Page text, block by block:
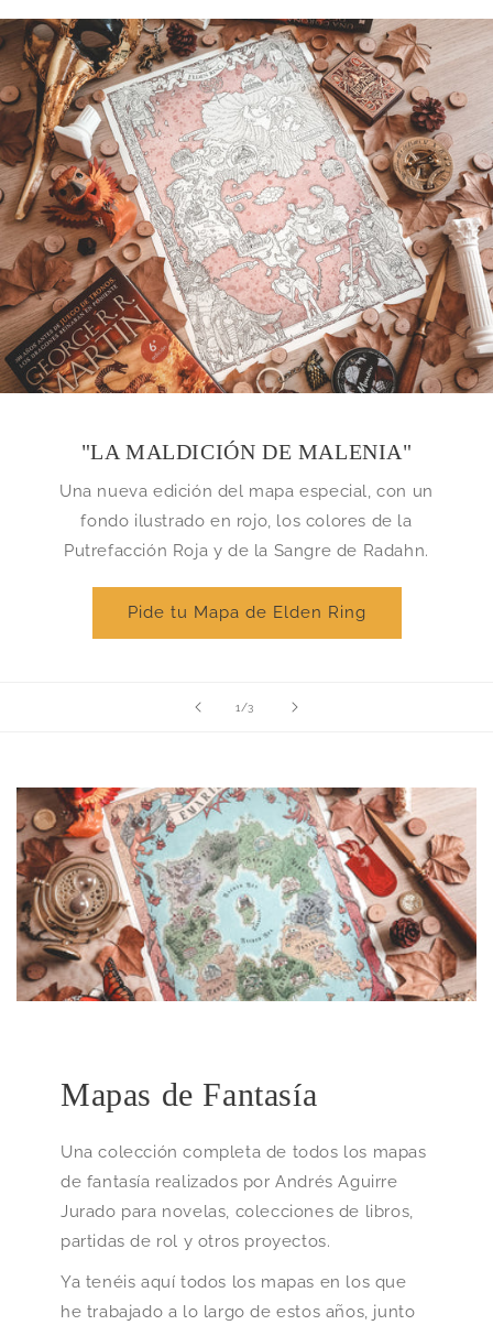
"LA MALDICIÓN DE MALENIA"
Una nueva edición del mapa especial, con un
fondo ilustrado en rojo, los colores de la
Putrefacción Roja y de la Sangre de Radahn.
Pide tu Mapa de Elden Ring
1 /
de3
Mapas de Fantasía
Una colección completa de todos los mapas
de fantasía realizados por Andrés Aguirre
Jurado para novelas, colecciones de libros,
partidas de rol y otros proyectos.
Ya tenéis aquí todos los mapas en los que
he trabajado a lo largo de estos años, junto